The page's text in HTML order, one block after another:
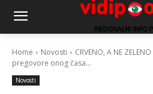
Home Novosti
CRVENO, A NE
pregovore onog časa...
Novosti